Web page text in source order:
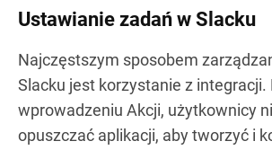
Ustawianie zadań w Slacku
Najczęstszym sposobem
Slacku jest korzystanie z integracji.
wprowadzeniu Akcji, użytkownicy
opuszczać aplikacji, aby tworzyć i